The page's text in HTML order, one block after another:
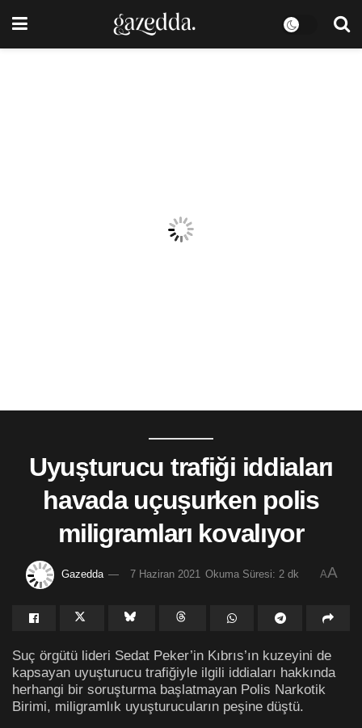
Uyuşturucu trafiği iddiaları
havada uçuşurken polis
miligramları kovalıyor
Gazedda 7 Haziran 2021 Okuma Süresi: 2 dk AA
Suç örgütü lideri Sedat Peker’in Kıbrıs’ın kuzeyini de
kapsayan uyuşturucu trafiğiyle ilgili iddiaları hakkında
herhangi bir soruşturma başlatmayan Polis Narkotik
Birimi, miligramlık uyuşturucuların peşine düştü.